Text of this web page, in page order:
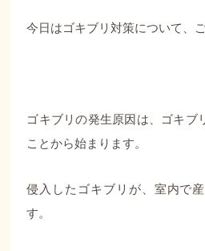
今日はゴキブリ対策について、
ゴキブリの発生原因は、ゴキブ
ことから始まります。
侵入したゴキブリが、室内で
す。